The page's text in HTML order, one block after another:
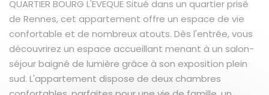
QUARTIER BOURG L'EVEQUE Situé dans un quartier prisé
de Rennes, cet appartement offre un espace de vie
confortable et de nombreux atouts. Dès l'entrée, vous
découvrirez un espace accueillant menant à un salon-
séjour baigné de lumière grâce à son exposition plein
sud. L'appartement dispose de deux chambres